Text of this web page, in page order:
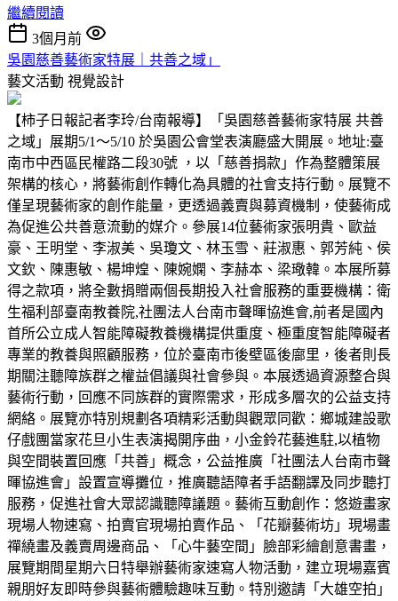
繼續閱讀
3個月前
吳園慈善藝術家特展｜共善之域」
藝文活動 視覺設計
【柿子日報記者李玲/台南報導】「吳園慈善藝術家特展 共善
之域」展期5/1～5/10 於吳園公會堂表演廳盛大開展。地址:臺
南市中西區民權路二段30號 ，以「慈善捐款」作為整體策展
架構的核心，將藝術創作轉化為具體的社會支持行動。展覽不
僅呈現藝術家的創作能量，更透過義賣與募資機制，使藝術成
為促進公共善意流動的媒介。參展14位藝術家張明貴、歐益
豪、王明堂、李淑美、吳瓊文、林玉雪、莊淑惠、郭芳純、侯
文欽、陳惠敏、楊坤煌、陳婉嫻、李赫本、梁璥韓。本展所募
得之款項，將全數捐贈兩個長期投入社會服務的重要機構：衛
生福利部臺南教養院,社團法人台南市聲暉協進會,前者是國內
首所公立成人智能障礙教養機構提供重度、極重度智能障礙者
專業的教養與照顧服務，位於臺南市後壁區後廍里，後者則長
期關注聽障族群之權益倡議與社會參與。本展透過資源整合與
藝術行動，回應不同族群的實際需求，形成多層次的公益支持
網絡。展覽亦特別規劃各項精彩活動與觀眾同歡：鄉城建設歌
仔戲團當家花旦小生表演揭開序曲，小金鈴花藝進駐,以植物
與空間裝置回應「共善」概念，公益推廣「社團法人台南市聲
暉協進會」設置宣導攤位，推廣聽語障者手語翻譯及同步聽打
服務，促進社會大眾認識聽障議題。藝術互動創作：悠遊畫家
現場人物速寫、拍賣官現場拍賣作品、「花瓣藝術坊」現場畫
禪繞畫及義賣周邊商品、「心牛藝空間」臉部彩繪創意書畫，
展覽期間星期六日特舉辦藝術家速寫人物活動，建立現場嘉賓
親朋好友即時參與藝術體驗趣味互動。特別邀請「大雄空拍」